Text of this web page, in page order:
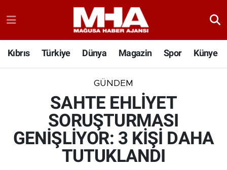
Kıbrıs Türkiye Dünya Magazin Spor Künye
GÜNDEM
SAHTE EHLİYET
SORUŞTURMASI
GENİŞLİYOR: 3 KİŞİ DAHA
TUTUKLANDI